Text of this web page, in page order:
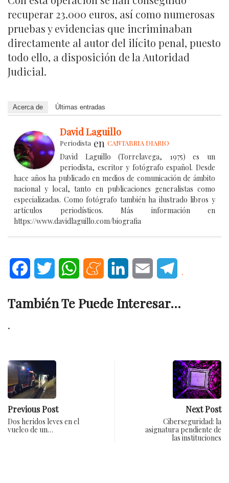
recuperar 23.000 euros, así como numerosas
pruebas y evidencias que incriminaban
directamente al autor del ilícito penal, puesto
todo ello, a disposición de la Autoridad
Judicial.
Acerca de Últimas entradas
David Laguillo
Periodista en CANTABRIA DIARIO
David Laguillo (Torrelavega, 1975) es un
periodista, escritor y fotógrafo español. Desde
hace años ha publicado en medios de comunicación de ámbito
nacional y local, tanto en publicaciones generalistas como
especializadas. Como fotógrafo también ha ilustrado libros y
artículos periodísticos. Más información en
https://www.davidlaguillo.com/biografia
FacebookTwitter WhatsAppMeneameLinkedInEmail .
También Te Puede Interesar...
.
Previous Post
Dos heridos leves en el
vuelco de un…
Next Post
Ciberseguridad: la
asignatura pendiente de
las instituciones